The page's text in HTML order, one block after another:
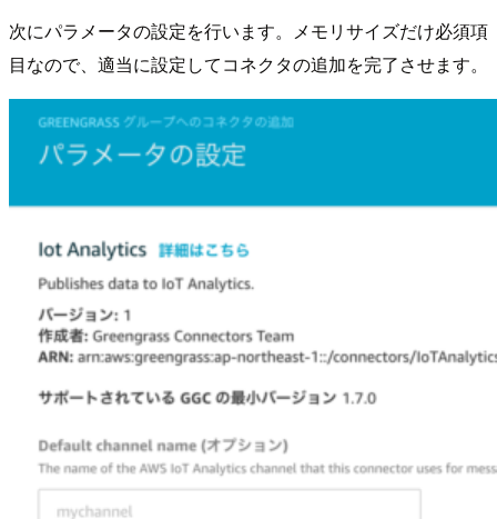
次にパラメータの設定を行います。メモリサイズだけ必須項
目なので、適当に設定してコネクタの追加を完了させます。